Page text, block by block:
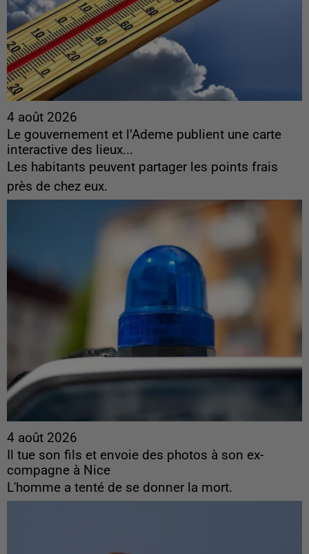
4 août 2026
Le gouvernement et l’Ademe publient une carte
interactive des lieux...
Les habitants peuvent partager les points frais
près de chez eux.
4 août 2026
Il tue son fils et envoie des photos à son ex-
compagne à Nice
L'homme a tenté de se donner la mort.